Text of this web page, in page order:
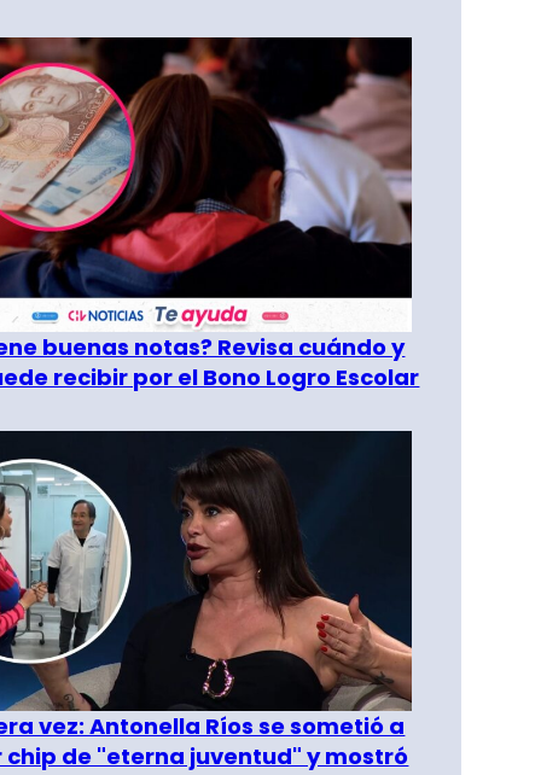
buenas notas? Revisa cuándo y
recibir por el Bono Logro Escolar
vez: Antonella Ríos se sometió a
de "eterna juventud" y mostró